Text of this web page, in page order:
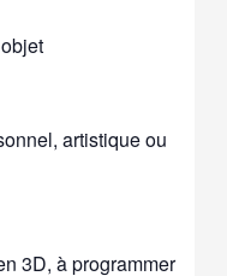
artistique ou
3D, à programmer